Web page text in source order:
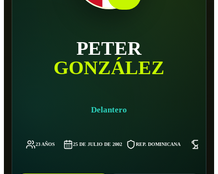
PETER
GONZÁLEZ
Delantero
23 AÑOS 25 DE JULIO DE 2002 REP. DOMINICANA